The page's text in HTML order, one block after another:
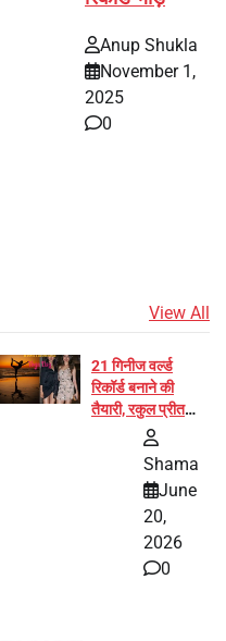
Anup Shukla
November 1,
2025
0
View All
21 गिनीज वर्ल्ड
रिकॉर्ड बनाने की
तैयारी, रकुल प्रीत
और प्रज्ञा जायसवाल
Shama
June
20,
2026
0